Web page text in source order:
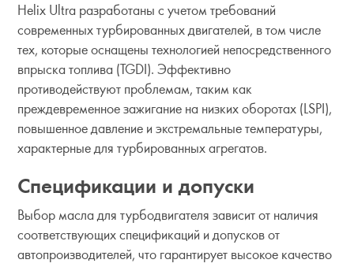
Helix Ultra разработаны с учетом требований
современных турбированных двигателей, в том числе
тех, которые оснащены технологией непосредственного
впрыска топлива (TGDI). Эффективно
противодействуют проблемам, таким как
преждевременное зажигание на низких оборотах (LSPI),
повышенное давление и экстремальные температуры,
характерные для турбированных агрегатов.
Спецификации и допуски
Выбор масла для турбодвигателя зависит от наличия
соответствующих спецификаций и допусков от
автопроизводителей, что гарантирует высокое качество